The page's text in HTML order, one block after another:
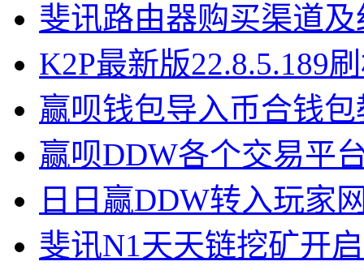
斐讯路由器购买渠道
K2P最新版22.8.5.189
赢呗钱包导入币合钱包
赢呗DDW各个交易平
日日赢DDW转入玩家
斐讯N1天天链挖矿开